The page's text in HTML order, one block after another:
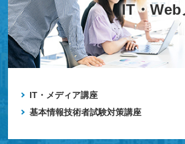
IT・
IT・メディア講座
基本情報技術者試験対策講座